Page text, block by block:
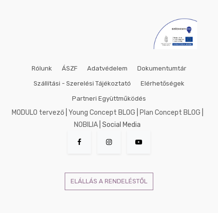
Rólunk ÁSZF Adatvédelem Dokumentumtár
Szállítási - Szerelési Tájékoztató Elérhetőségek
Partneri Együttműködés
MODULO tervező| Young Concept BLOG Plan Concept BLOG
NOBILIA | Social Media
ELÁLLÁS A RENDELÉSTŐL